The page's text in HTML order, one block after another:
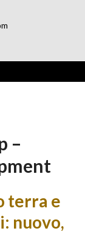
–
terra e
nuovo,